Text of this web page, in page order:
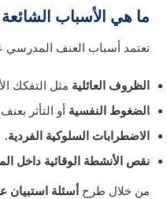
ما هي الأسباب
تعتمد أسباب العنف المدرسي
الظروف العائلية مثل التفكك
الضغوط النفسية أو التأثر
الاضطرابات السلوكية الفردية.
نقص الأنشطة الوقائية داخل
من خلال طرح أسئلة